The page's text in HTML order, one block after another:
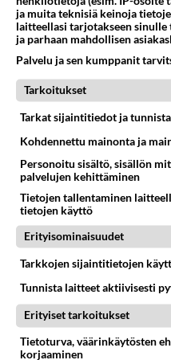
LUETUIMMAT
PÄIVÄ VIIKKO
Anteeksi arkuuteni
Ikävä
06.08.2026 03:24
Mikä on ollut
Söpöintä välillämme?
06.08.2026 14:44
ja muita teknisiä keinoja
laitteellasi tarjotakseen
ja parhaan mahdollisen
Palvelu ja sen kumppanit
Tarkoitukset
Tarkat sijaintitiedot ja
Kohdennettu mainonta ja
Personoitu sisältö, sisällön
palvelujen kehittäminen
Tietojen tallentaminen
tietojen käyttö
Erityisominaisuudet
Tarkkojen sijaintitietojen
Tunnista laitteet aktiivisesti
Erityiset tarkoitukset
Tietoturva, väärinkäytösten
korjaaminen